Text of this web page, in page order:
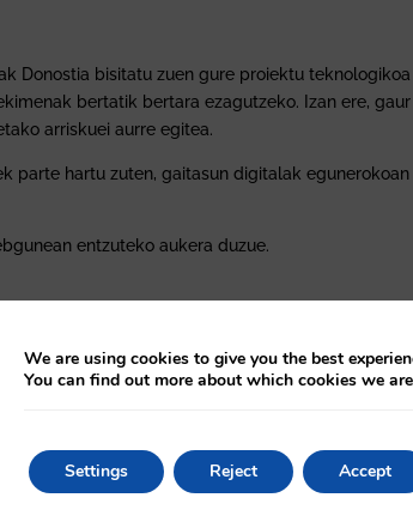
Donostia bisitatu zuen gure proiektu
bertatik bertara ezagutzeko. Izan ere,
arriskuei aurre egitea.
parte hartu zuten, gaitasun digitalak
entzuteko aukera duzue.
We are using cookies to give you the best
You can find out more about which cookies we
Accept
Reject
Settings